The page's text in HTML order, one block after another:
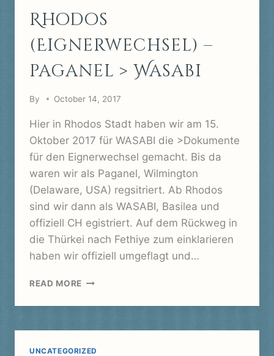
Rhodos
(Eignerwechsel) –
paganel > Wasabi
By October 14, 2017
Hier in Rhodos Stadt haben wir am 15.
Oktober 2017 für WASABI die >Dokumente
für den Eignerwechsel gemacht. Bis da
waren wir als Paganel, Wilmington
(Delaware, USA) regsitriert. Ab Rhodos
sind wir dann als WASABI, Basilea und
offiziell CH egistriert. Auf dem Rückweg in
die Thürkei nach Fethiye zum einklarieren
haben wir offiziell umgeflagt und…
READ MORE RHODOS
–
>
UNCATEGORIZED